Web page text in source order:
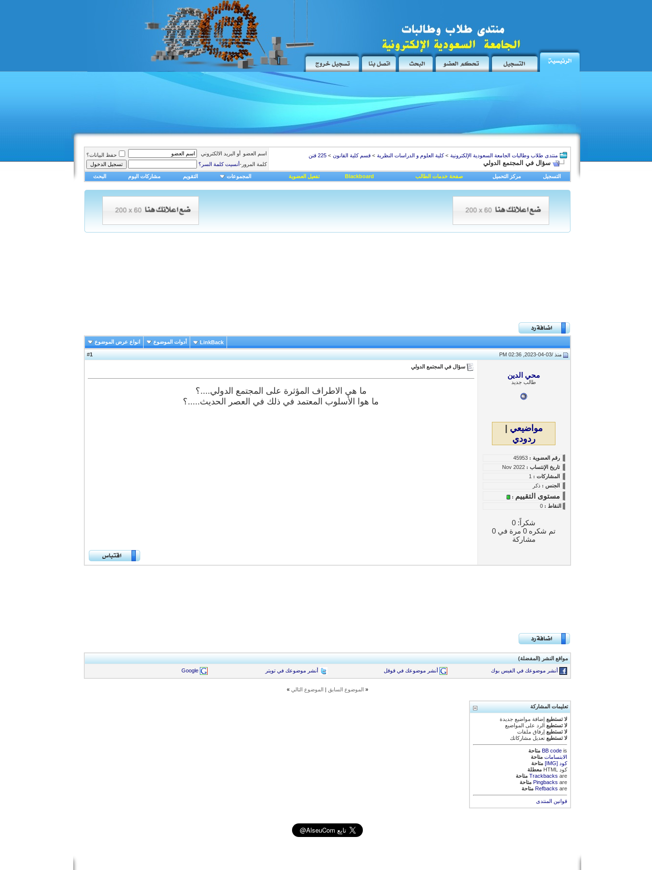
منتدى طلاب وطالبات الجامعة السعودية الإلكترونية >كلية العلوم و الدراسات النظرية >قسم كلية القانون >225 قنن
سؤال في المجتمع الدولي
اسم العضو أو البريد الالكتروني
حفظ البيانات؟
كلمة المرور-أنسيت كلمة السر؟
التسجيل مركز التحميل صفحة خدمات الطالب Blackboard تفعيل العضوية المجموعات التقويم مشاركات اليوم البحث
LinkBack أدوات الموضوع انواع عرض الموضوع
منذ /03-04-2023, 02:36 PM
#
1
محي الدين
طالب جديد
مواضيعي |
ردودي
رقم العضوية :45953
تاريخ الإنتساب :
Nov 2022
المشاركات : 1
الجنس :ذكر
مستوى التقييم :
النقاط :
0
شكراً: 0
تم شكره 0 مرة في 0
مشاركة
سؤال في المجتمع الدولي
ما هي الاطراف المؤثرة على المجتمع الدولي....؟
ما هوا الأسلوب المعتمد في ذلك في العصر الحديث.....؟
مواقع النشر (المفضلة)
أنشر موضوعك في الفيس بوك أنشر موضوعك في قوقل أنشر موضوعك في تويتر Google
« الموضوع السابق الموضوع التالي »
تعليمات المشاركة
لا تستطيع إضافة مواضيع جديدة
لا تستطيع
الرد على المواضيع
لا تستطيع إرفاق ملفات
لا تستطيع تعديل مشاركاتك
BB codeis
متاحة
الابتسامات متاحة
كود [IMG]
متاحة
كود HTML
معطلة
Trackbacks are
متاحة
Pingbacks are
متاحة
Refbacks are متاحة
قوانين المنتدى